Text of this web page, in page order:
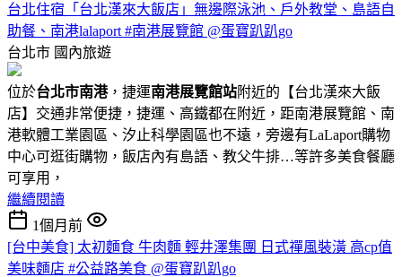
台北住宿「台北漢來大飯店」無邊際泳池、戶外教堂、島語自
助餐、南港lalaport #南港展覽館 @蛋寶趴趴go
台北市 國內旅遊
位於台北市南港，捷運南港展覽館站附近的【台北漢來大飯
店】交通非常便捷，捷運、高鐵都在附近，距南港展覽館、南
港軟體工業園區、汐止科學園區也不遠，旁邊有LaLaport購物
中心可逛街購物，飯店內有島語、教父牛排…等許多美食餐廳
可享用，
繼續閱讀
1個月前
[台中美食] 太初麵食 牛肉麵 輕井澤集團 日式禪風裝潢 高cp值
美味麵店 #公益路美食 @蛋寶趴趴go